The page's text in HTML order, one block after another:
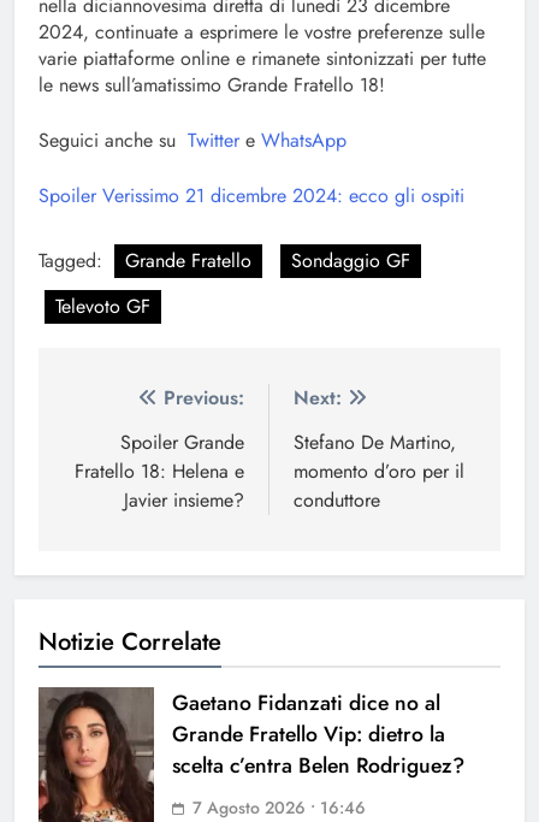
nella diciannovesima diretta di lunedì 23 dicembre
2024, continuate a esprimere le vostre preferenze sulle
varie piattaforme online e rimanete sintonizzati per tutte
le news sull’amatissimo Grande Fratello 18!
Seguici anche su Twitter e WhatsApp
Spoiler Verissimo 21 dicembre 2024: ecco gli ospiti
Tagged: Grande Fratello
Sondaggio GF
Televoto GF
Navigazione
articoli
Previous:
Spoiler Grande
Fratello 18: Helena e
Javier insieme?
Next:
Stefano De Martino,
momento d’oro per il
conduttore
Notizie Correlate
Gaetano Fidanzati dice no al
Grande Fratello Vip: dietro la
scelta c’entra Belen Rodriguez?
7 Agosto 2026 • 16:46